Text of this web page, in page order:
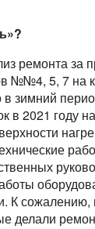
ремонта за
№№4, 5, 7 на
зимний
в 2021 году
К
делали